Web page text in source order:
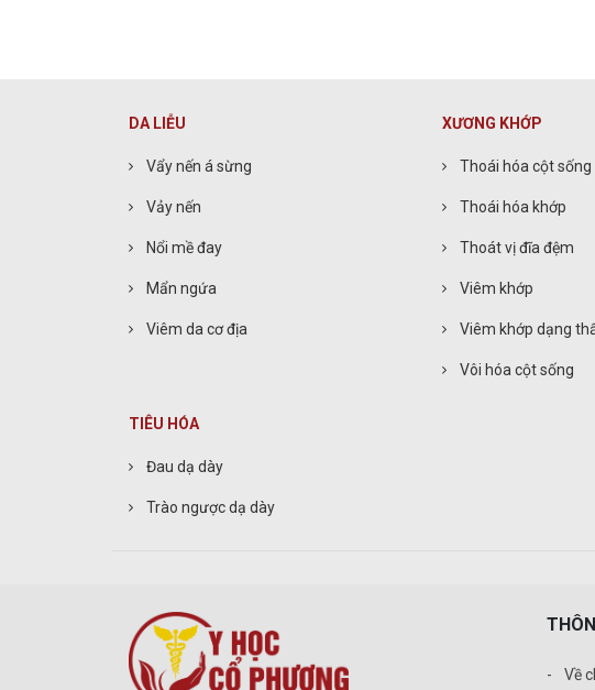
DA LIỄU
Vẩy nến á sừng
Vảy nến
Nổi mề đay
Mẩn ngứa
Viêm da cơ địa
XƯƠNG KHỚP
Thoái hóa cột sống
Thoái hóa khớp
Thoát vị đĩa đệm
Viêm khớp
Viêm khớp dạng
Vôi hóa cột sống
TIÊU HÓA
Đau dạ dày
Trào ngược dạ dày
Về